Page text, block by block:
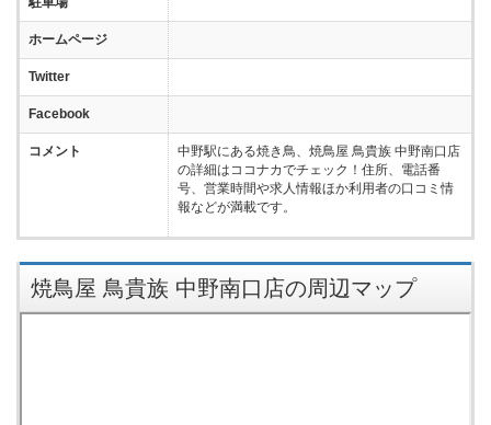
ホームページ
Twitter
Facebook
コメント
中野駅にある焼き鳥、焼鳥屋 鳥貴族 中野南口店
の詳細はココナカでチェック！住所、電話番
号、営業時間や求人情報ほか利用者の口コミ情
報などが満載です。
焼鳥屋 鳥貴族 中野南口店の周辺マップ